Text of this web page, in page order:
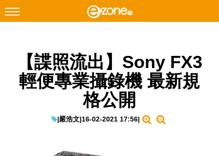
Facebook Instagram
科技焦點
【諜照流出】Sony FX3
輕便專業攝錄機 最新規
格公開
|嚴浩文|16-02-2021 17:56|